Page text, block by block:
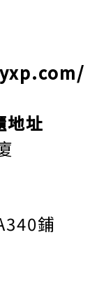
地址
鋪